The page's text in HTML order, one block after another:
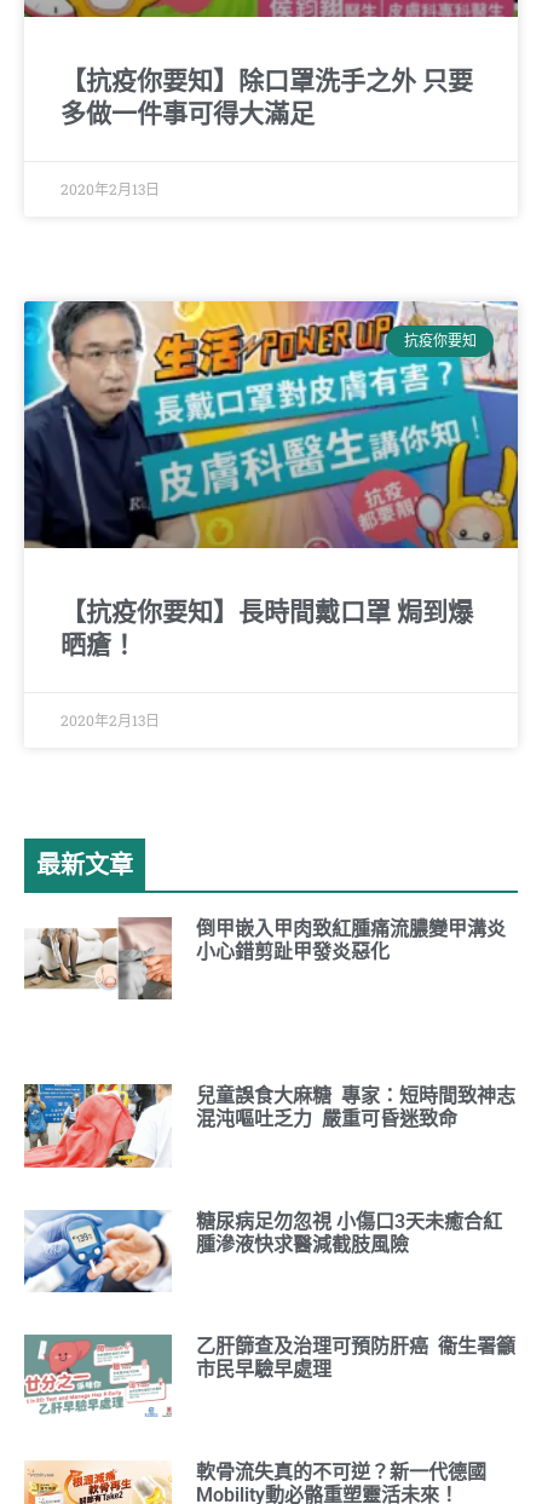
【抗疫你要知】除口罩洗手之外 只要
多做一件事可得大滿足
2020年2月13日
抗疫你要知
【抗疫你要知】長時間戴口罩 焗到爆
晒瘡！
2020年2月13日
最新文章
倒甲嵌入甲肉致紅腫痛流膿變甲溝炎
小心錯剪趾甲發炎惡化
兒童誤食大麻糖 專家：短時間致神志
混沌嘔吐乏力 嚴重可昏迷致命
糖尿病足勿忽視 小傷口3天未癒合紅
腫滲液快求醫減截肢風險
乙肝篩查及治理可預防肝癌 衞生署籲
市民早驗早處理
軟骨流失真的不可逆？新一代德國
Mobility動必骼重塑靈活未來！